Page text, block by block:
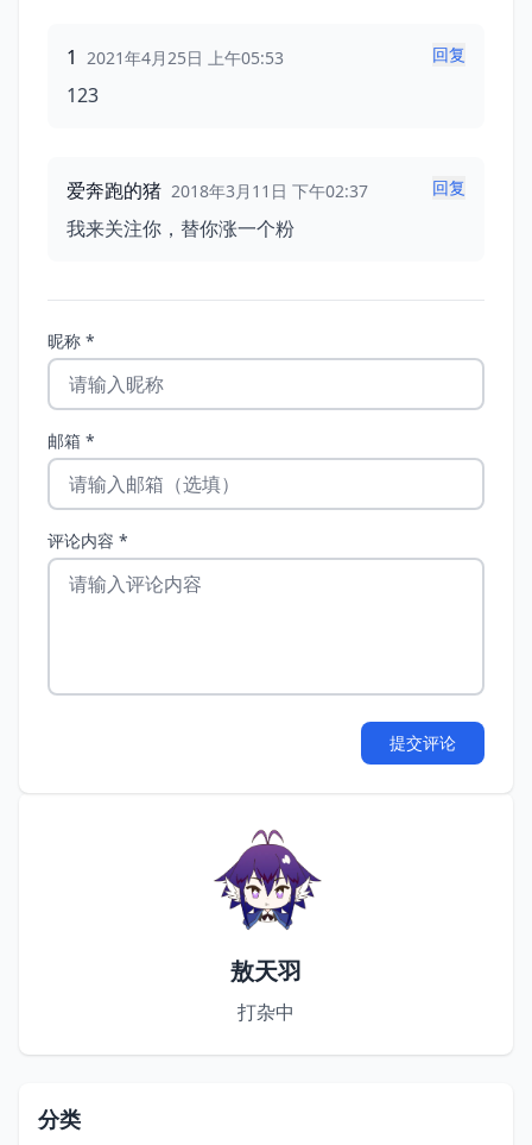
1 2021年4月25日 上午05:53 回复
123
爱奔跑的猪 2018年3月11日 下午02:37 回复
我来关注你，替你涨一个粉
昵称 *
邮箱 *
评论内容 *
提交评论
敖天羽
打杂中
分类